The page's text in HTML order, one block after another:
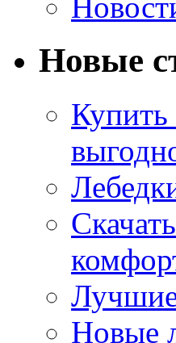
Новые
Купить
Лучшие
Новые